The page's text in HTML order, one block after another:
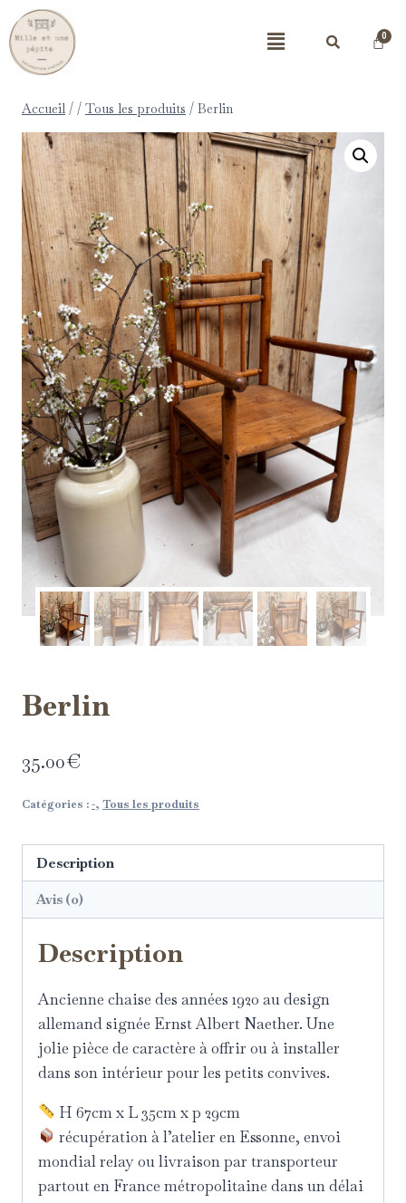
Accueil / / Tous les produits / Berlin
Berlin
35.00€
Catégories :-, Tous les produits
Description
Avis (0)
Description
Ancienne chaise des années 1920 au design
allemand signée Ernst Albert Naether. Une
jolie pièce de caractère à offrir ou à installer
dans son intérieur pour les petits convives.
H 67cm x L 35cm x p 29cm
récupération à l’atelier en Essonne, envoi
mondial relay ou livraison par transporteur
partout en France métropolitaine dans un délai